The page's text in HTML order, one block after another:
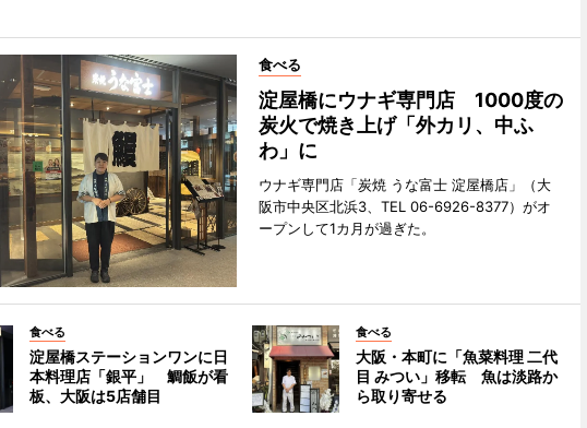
食べる
淀屋橋にウナギ専門店 1000度の
炭火で焼き上げ「外カリ、中ふ
わ」に
ウナギ専門店「炭焼 うな富士 淀屋橋店」（大
阪市中央区北浜3、TEL 06-6926-8377）がオ
ープンして1カ月が過ぎた。
食べる
淀屋橋ステーションワンに日
本料理店「銀平」 鯛飯が看
板、大阪は5店舗目
食べる
大阪・本町に「魚菜料理 二代
目 みつい」移転 魚は淡路か
ら取り寄せる